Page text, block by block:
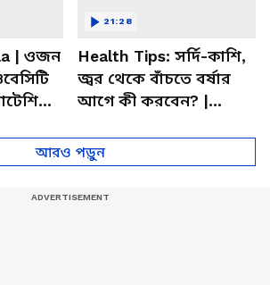
| ওজন
Health Tips: সর্দি-কাশি,
জ্বর থেকে বাঁচতে বর্ষার
আগে কী করবেন? |
Cough
21:28
আরও পড়ুন